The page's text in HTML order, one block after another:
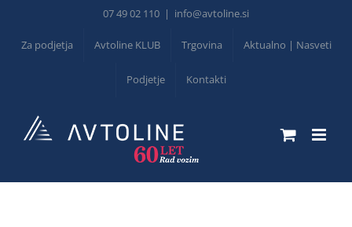
content
07 49 02 110 | info@avtoline.si
Za podjetja Avtoline KLUB Trgovina Aktualno | Nasveti
Podjetje Kontakti